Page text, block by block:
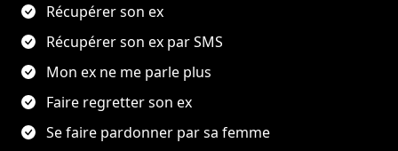
Récupérer son ex
Récupérer son ex par SMS
Mon ex ne me parle plus
Faire regretter son ex
Se faire pardonner par sa femme